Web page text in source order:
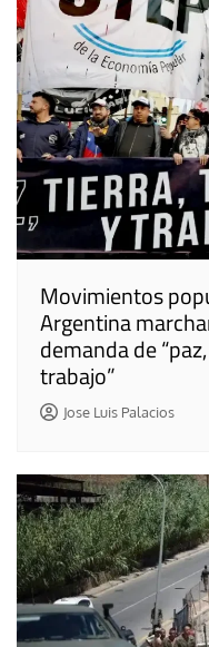
Movimientos
Argentina
demanda de
trabajo”
Jose Luis Palacios